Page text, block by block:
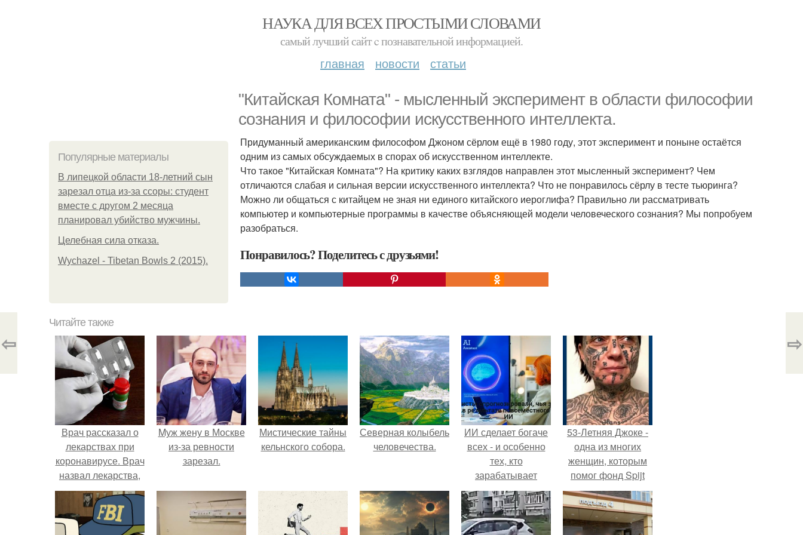
НАУКА ДЛЯ ВСЕХ ПРОСТЫМИ СЛОВАМИ
самый лучший сайт c познавательной информацией.
главная новости статьи
"Китайская Комната" - мысленный эксперимент в области философии
сознания и философии искусственного интеллекта.
Популярные материалы
В липецкой области 18-летний сын
зарезал отца из-за ссоры: студент
вместе с другом 2 месяца
планировал убийство мужчины.
Целебная сила отказа.
Wychazel - Tibetan Bowls 2 (2015).
Придуманный американским философом Джоном сёрлом ещё в 1980 году, этот эксперимент и поныне остаётся
одним из самых обсуждаемых в спорах об искусственном интеллекте.
Что такое "Китайская Комната"? На критику каких взглядов направлен этот мысленный эксперимент? Чем
отличаются слабая и сильная версии искусственного интеллекта? Что не понравилось сёрлу в тесте тьюринга?
Можно ли общаться с китайцем не зная ни единого китайского иероглифа? Правильно ли рассматривать
компьютер и компьютерные программы в качестве объясняющей модели человеческого сознания? Мы попробуем
разобраться.
Понравилось? Поделитесь с друзьями!
⇦ ⇨
Читайте также
Врач рассказал о
лекарствах при
коронавирусе. Врач
назвал лекарства,
приём которых при
коронавирусе
может привести к
Mуж жену в Москве
из-за ревности
зарезал.
Мистические тайны
кельнского собора.
Северная колыбель
человечества.
ИИ сделает богаче
всех - и особенно
тех, кто
зарабатывает
меньше всего.
53-Летняя Джоке -
одна из многих
женщин, которым
помог фонд Spijt
van Tattoo,
основанный в
Роттердаме.